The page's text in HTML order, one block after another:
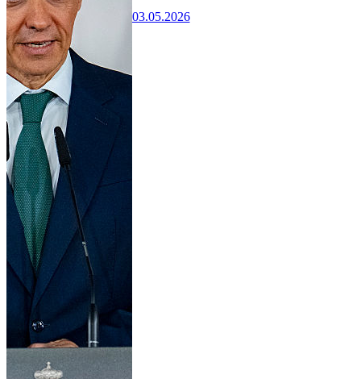
03.05.2026